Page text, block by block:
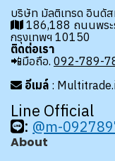
บริษัท มัลติเทรด อินดั
186,188 ถนนพระ
กรุงเทพฯ 10150
ติดต่อเรา
📲มือถือ. 092-789-
อีเมล์ :
Line Official
: @m-
About